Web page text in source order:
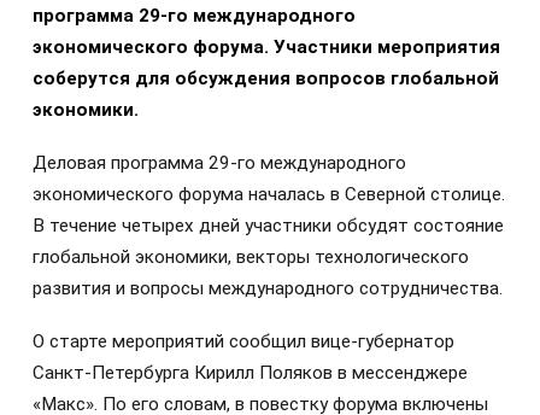
программа 29-го международного
экономического форума. Участники мероприятия
соберутся для обсуждения вопросов глобальной
экономики.
Деловая программа 29-го международного
экономического форума началась в Северной столице.
В течение четырех дней участники обсудят состояние
глобальной экономики, векторы технологического
развития и вопросы международного сотрудничества.
О старте мероприятий сообщил вице-губернатор
Санкт-Петербурга Кирилл Поляков в мессенджере
«Макс». По его словам, в повестку форума включены